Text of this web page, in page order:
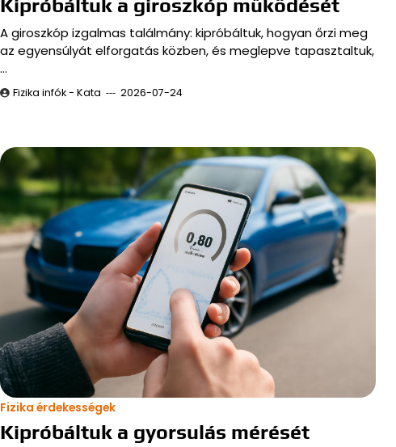
Kipróbáltuk a giroszkóp működését
A giroszkóp izgalmas találmány: kipróbáltuk, hogyan őrzi meg
az egyensúlyát elforgatás közben, és meglepve tapasztaltuk,
…
Fizika infók - Kata 2026-07-24
Fizika érdekességek
Kipróbáltuk a gyorsulás mérését